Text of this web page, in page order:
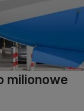
milionowe